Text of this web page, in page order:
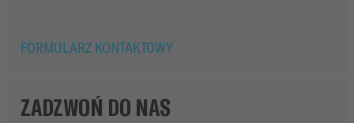
FORMULARZ KONTAKTOWY
ZADZWOŃ DO NAS